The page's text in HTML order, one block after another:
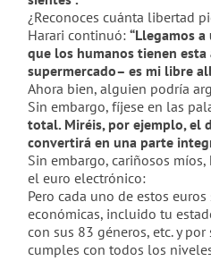
¿Reconoces cuánta libertad
Harari continuó: “Llegamos
que los humanos tienen
supermercado– es mi libre
Ahora bien, alguien podría
Sin embargo, fíjese en las
total. Miréis, por ejemplo, el
convertirá en una parte
Sin embargo, cariñosos míos,
el euro electrónico:
Pero cada uno de estos
económicas, incluido tu
con sus 83 géneros, etc. y
cumples con todos los